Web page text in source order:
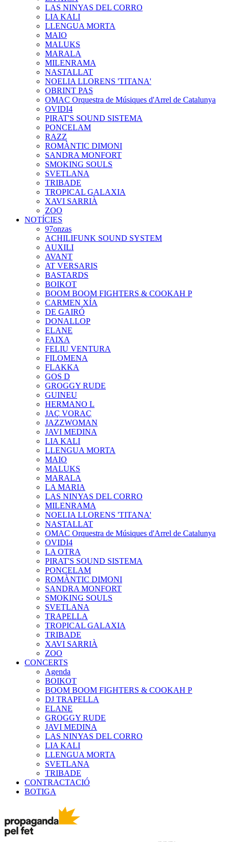
LAS NINYAS DEL CORRO
LIA KALI
LLENGUA MORTA
MAIO
MALUKS
MARALA
MILENRAMA
NASTALLAT
NOELIA LLORENS 'TITANA'
OBRINT PAS
OMAC Orquestra de Músiques d'Arrel de Catalunya
OVIDI4
PIRAT'S SOUND SISTEMA
PONCELAM
RAZZ
ROMÀNTIC DIMONI
SANDRA MONFORT
SMOKING SOULS
SVETLANA
TRIBADE
TROPICAL GALAXIA
XAVI SARRIÀ
ZOO
NOTÍCIES
97onzas
ACHILIFUNK SOUND SYSTEM
AUXILI
AVANT
AT VERSARIS
BASTARDS
BOIKOT
BOOM BOOM FIGHTERS & COOKAH P
CARMEN XÍA
DE GAIRÓ
DONALLOP
ELANE
FAIXA
FELIU VENTURA
FILOMENA
FLAKKA
GOS D
GROGGY RUDE
GUINEU
HERMANO L
JAÇ VORAÇ
JAZZWOMAN
JAVI MEDINA
LIA KALI
LLENGUA MORTA
MAIO
MALUKS
MARALA
LA MARIA
LAS NINYAS DEL CORRO
MILENRAMA
NOELIA LLORENS 'TITANA'
NASTALLAT
OMAC Orquestra de Músiques d'Arrel de Catalunya
OVIDI4
LA OTRA
PIRAT'S SOUND SISTEMA
PONCELAM
ROMÀNTIC DIMONI
SANDRA MONFORT
SMOKING SOULS
SVETLANA
TRAPELLA
TROPICAL GALAXIA
TRIBADE
XAVI SARRIÀ
ZOO
CONCERTS
Agenda
BOIKOT
BOOM BOOM FIGHTERS & COOKAH P
DJ TRAPELLA
ELANE
GROGGY RUDE
JAVI MEDINA
LAS NINYAS DEL CORRO
LIA KALI
LLENGUA MORTA
SVETLANA
TRIBADE
CONTRACTACIÓ
BOTIGA